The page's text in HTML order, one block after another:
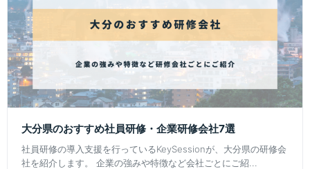
大分県のおすすめ社員研修・企業研修会社7選
社員研修の導入支援を行っているKeySessionが、大分県の研修会
社を紹介します。 企業の強みや特徴など会社ごとにご紹...